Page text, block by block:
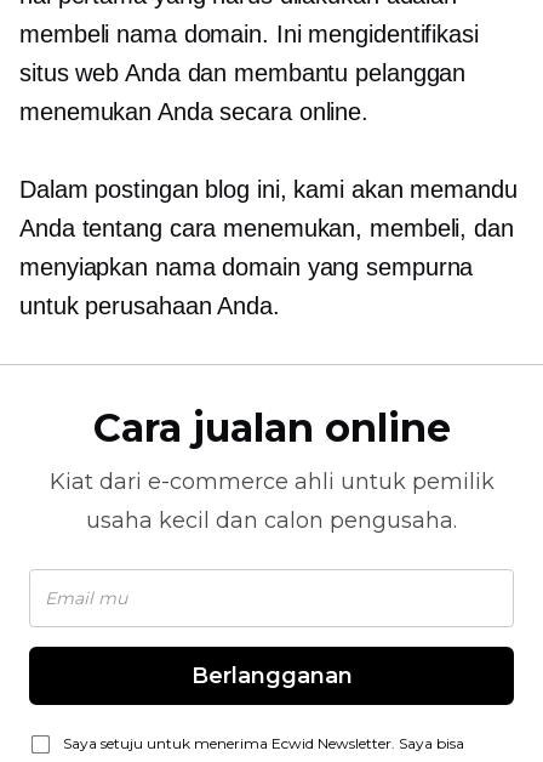
membeli nama domain. Ini mengidentifikasi
situs web Anda dan membantu pelanggan
menemukan Anda secara online.
Dalam postingan blog ini, kami akan memandu
Anda tentang cara menemukan, membeli, dan
menyiapkan nama domain yang sempurna
untuk perusahaan Anda.
Cara jualan online
Kiat dari e-commerce ahli untuk pemilik
usaha kecil dan calon pengusaha.
Berlangganan
Saya setuju untuk menerima Ecwid Newsletter. Saya bisa